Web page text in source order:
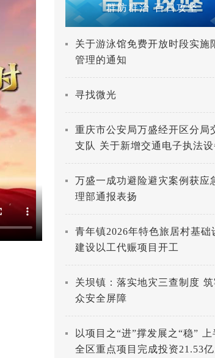
群防群治 百日攻坚
关于游泳馆免费开放时段实施
管理的通知
寻找微光
重庆市公安局万盛经开区分局
支队 关于新增交通电子执法设
公示
万盛一成功避险避灾案例获应
理部通报表扬
青年镇2026年特色旅居村基础
建设以工代赈项目开工
关坝镇：落实地灾三查制度
众安全屏障
以项目之“进”撑发展之“稳” 上
全区重点项目完成投资21.53